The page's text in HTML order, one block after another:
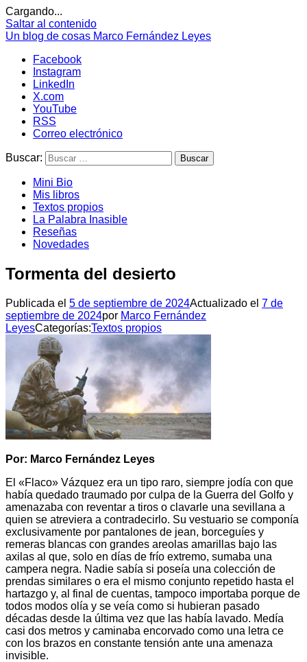
Cargando...
Saltar al contenido
Un blog de cosas Marco Fernández Leyes
Facebook
Instagram
LinkedIn
X.com
YouTube
RSS
Correo electrónico
Buscar:
Mini Bio
Mis libros
Textos propios
La Palabra Inasible
Reseñas
Novedades
Tormenta del desierto
Publicada el 5 de septiembre de 2024Actualizado el 7 de
septiembre de 2024por Marco Fernández
LeyesCategorías:Textos propios
Por: Marco Fernández Leyes
El «Flaco» Vázquez era un tipo raro, siempre jodía con que
había quedado traumado por culpa de la Guerra del Golfo y
amenazaba con reventar a tiros o clavarle una sevillana a
quien se atreviera a contradecirlo. Su vestuario se componía
exclusivamente por pantalones de jean, borceguíes y
remeras blancas con grandes areolas amarillas bajo las
axilas al que, solo en días de frío extremo, sumaba una
campera negra. Nadie sabía si poseía una colección de
prendas similares o era el mismo conjunto repetido hasta el
hartazgo y, al final de cuentas, tampoco importaba porque de
todos modos olía y se veía como si hubieran pasado
décadas desde la última vez que las había lavado. Medía
casi dos metros y caminaba encorvado como una letra ce
con los brazos en constante tensión ante una amenaza
invisible.